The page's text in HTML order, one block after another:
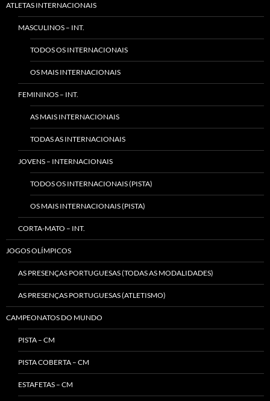
ATLETAS INTERNACIONAIS
MASCULINOS – INT.
TODOS OS INTERNACIONAIS
OS MAIS INTERNACIONAIS
FEMININOS – INT.
AS MAIS INTERNACIONAIS
TODAS AS INTERNACIONAIS
JOVENS – INTERNACIONAIS
TODOS OS INTERNACIONAIS (PISTA)
OS MAIS INTERNACIONAIS (PISTA)
CORTA-MATO – INT.
JOGOS OLÍMPICOS
AS PRESENÇAS PORTUGUESAS (TODAS AS MODALIDADES)
AS PRESENÇAS PORTUGUESAS (ATLETISMO)
CAMPEONATOS DO MUNDO
PISTA – CM
PISTA COBERTA – CM
ESTAFETAS – CM